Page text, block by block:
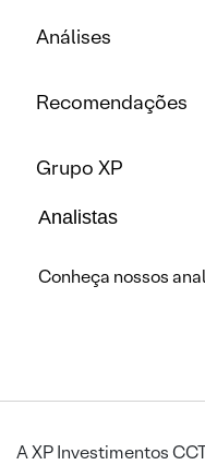
Análises
Recomendações
Grupo XP
Analistas
Conheça nossos
A XP Investimentos